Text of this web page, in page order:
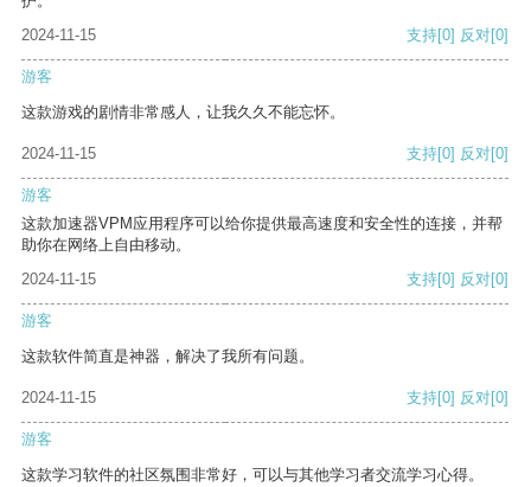
2024-11-15
支持[0] 反对[0]
游客
这款游戏的剧情非常感人，让我久久不能忘怀。
2024-11-15 支持[0] 反对[0]
游客
这款加速器VPM应用程序可以给你提供最高速度和安全性的连接，并帮
助你在网络上自由移动。
2024-11-15
支持[0] 反对[0]
游客
这款软件简直是神器，解决了我所有问题。
2024-11-15 支持[0] 反对[0]
游客
这款学习软件的社区氛围非常好，可以与其他学习者交流学习心得。